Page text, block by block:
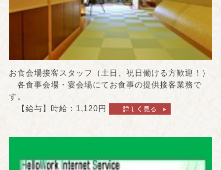
お食会場接客スタッフ（土日、祝日働ける方歓迎！）
各食事会場・宴会場にてお食事の提供接客業務で
す。
【給与】時給：1,120円